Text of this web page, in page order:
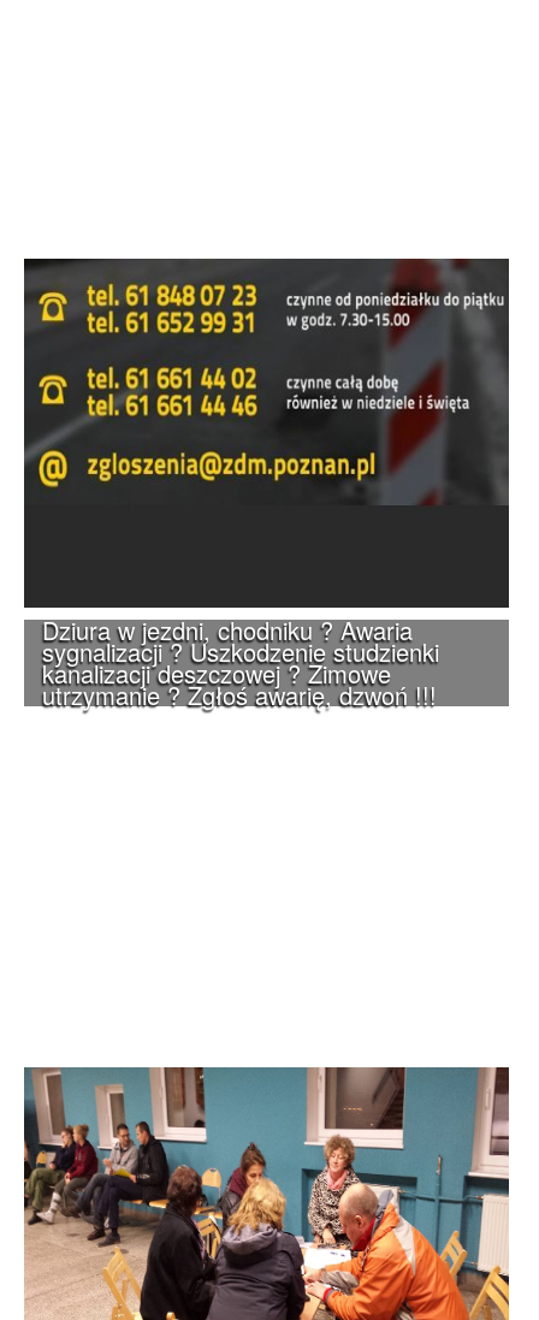
Dziura w jezdni, chodniku ? Awaria
sygnalizacji ? Uszkodzenie studzienki
kanalizacji deszczowej ? Zimowe
utrzymanie ? Zgłoś awarię, dzwoń !!!